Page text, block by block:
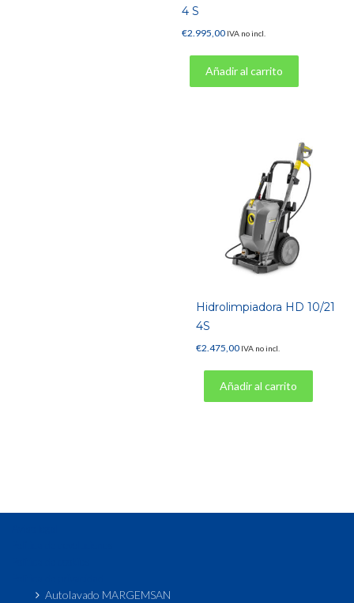
4 S
€2.995,00 IVA no incl.
Añadir al carrito
Hidrolimpiadora HD 10/21
4S
€2.475,00 IVA no incl.
Añadir al carrito
Autolavado MARGEMSAN